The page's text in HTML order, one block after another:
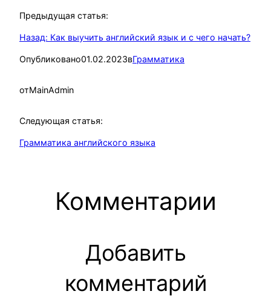
Предыдущая статья:
Назад: Как выучить английский язык и с чего начать?
Опубликовано01.02.2023вГрамматика
отMainAdmin
Следующая статья:
Грамматика английского языка
Комментарии
Добавить
комментарий